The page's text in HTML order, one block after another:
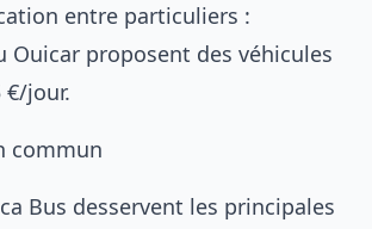
entre particuliers :
Ouicar proposent des véhicules
€/jour.
commun
Bus desservent les principales